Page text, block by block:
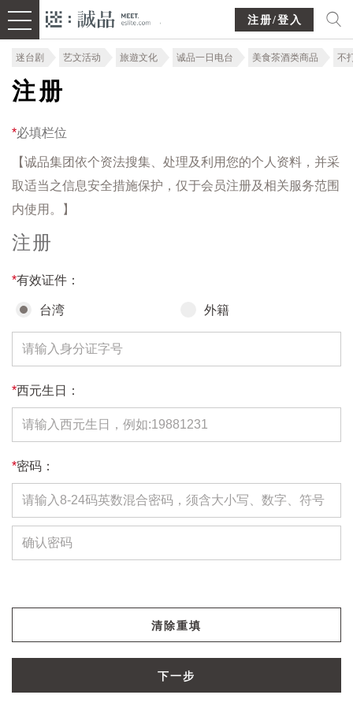
注册/登入
迷台剧 艺文活动 旅遊文化 诚品一日电台 美食茶酒类商品 不
注册
*必填栏位
【诚品集团依个资法搜集、处理及利用您的个人资料，并采
取适当之信息安全措施保护，仅于会员注册及相关服务范围
内使用。】
注册
*有效证件：
台湾 外籍
*西元生日：
*密码：